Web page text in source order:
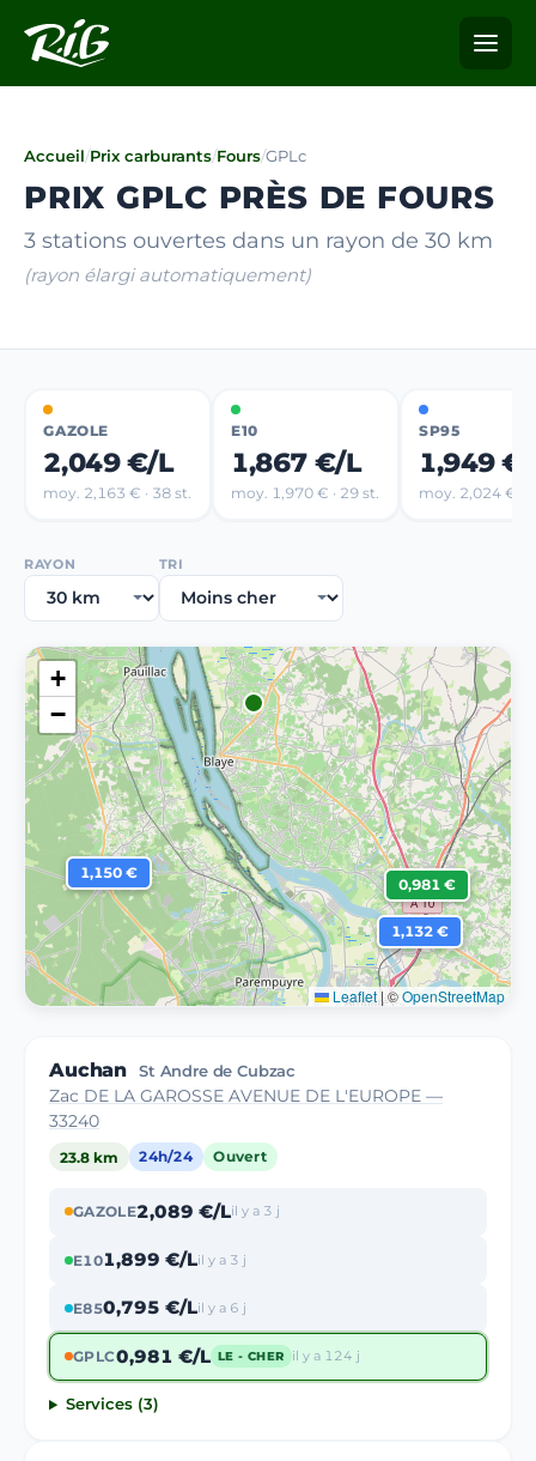
Accueil/Prix carburants/Fours/GPLc
PRIX GPLC PRÈS DE FOURS
3 stations ouvertes dans un rayon de 30 km
(rayon élargi automatiquement)
GAZOLE
2,049 €/L
moy. 2,163 € · 38 st.
E10
1,867 €/L
moy. 1,970 € · 29 st.
SP95
1,949
moy. 2,024 € ·
RAYON TRI
0,981 €
1,132 €
1,150 €
+
−
Leaflet|©OpenStreetMap
Auchan St Andre de Cubzac
Zac DE LA GAROSSE AVENUE DE L'EUROPE —
33240
23.8 km 24h/24 Ouvert
GAZOLE2,089 €/Lil y a 3 j
E101,899 €/Lil y a 3 j
E850,795 €/Lil y a 6 j
GPLC0,981 €/L LE - CHER il y a 124 j
Services (3)